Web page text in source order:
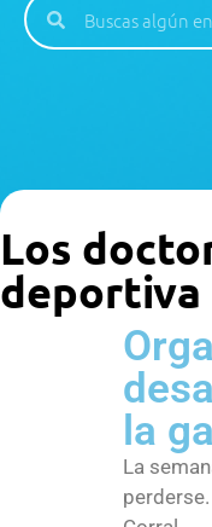
Los
deportiva
la
La